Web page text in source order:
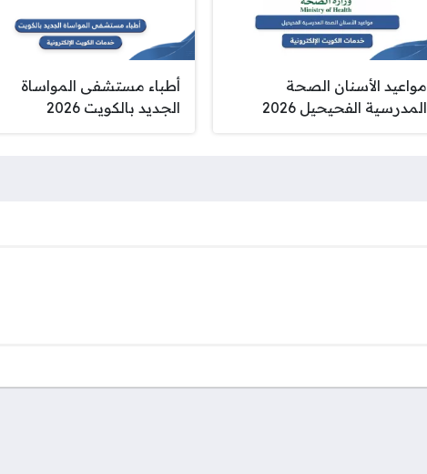
مواعيد الأسنان الصحة
المدرسية الفحيحيل 2026
أطباء مستشفى المواساة
الجديد بالكويت 2026